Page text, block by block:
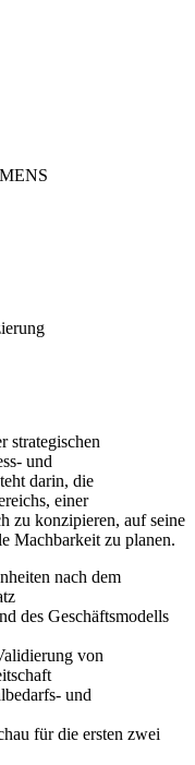
strategischen
und
darin, die
einer
zu konzipieren, auf seine
Machbarkeit zu planen.
nach dem
des Geschäftsmodells
von
und
für die ersten zwei